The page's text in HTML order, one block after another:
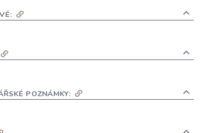
POZNÁMKY: